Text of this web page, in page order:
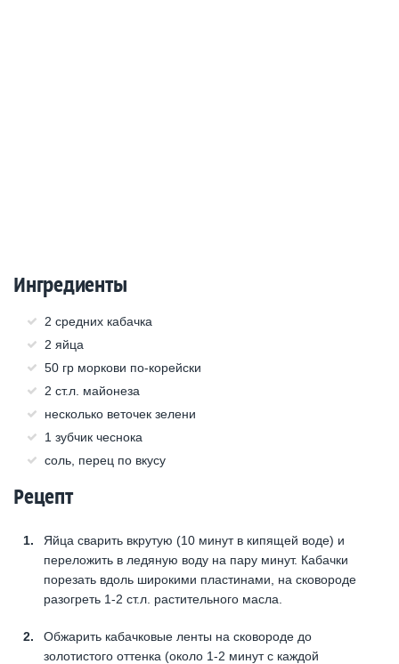
Ингредиенты
2 средних кабачка
2 яйца
50 гр моркови по-корейски
2 ст.л. майонеза
несколько веточек зелени
1 зубчик чеснока
соль, перец по вкусу
Рецепт
Яйца сварить вкрутую (10 минут в кипящей воде) и
переложить в ледяную воду на пару минут. Кабачки
порезать вдоль широкими пластинами, на сковороде
разогреть 1-2 ст.л. растительного масла.
Обжарить кабачковые ленты на сковороде до
золотистого оттенка (около 1-2 минут с каждой